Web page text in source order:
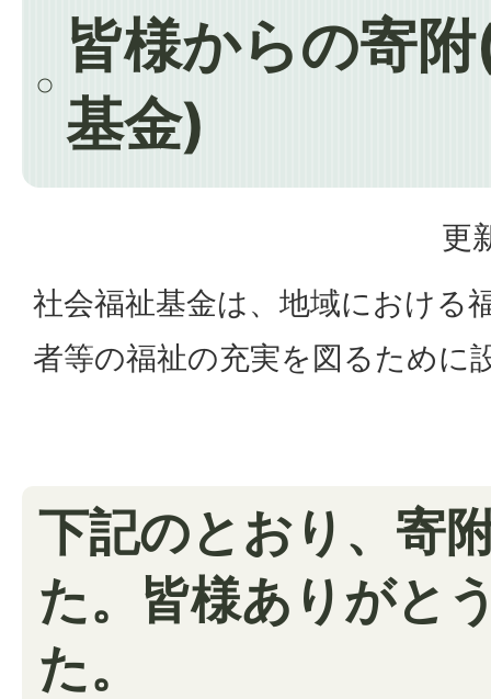
皆様からの寄
基金)
更
社会福祉基金は、地域における
者等の福祉の充実を図るために
下記のとおり、寄
た。皆様ありがと
た。